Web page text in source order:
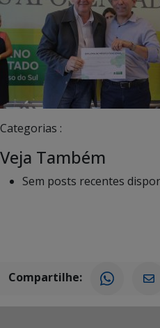
Categorias :
Veja Também
Sem posts recentes
Compartilhe: